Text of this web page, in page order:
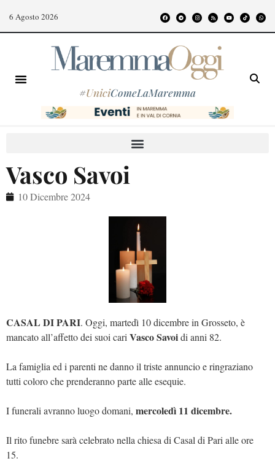
6 Agosto 2026
#UniciComeLaMaremma
Vasco Savoi
10 Dicembre 2024
CASAL DI PARI. Oggi, martedì 10 dicembre in Grosseto, è
mancato all’affetto dei suoi cariVasco Savoidi anni 82.
La famiglia ed i parenti ne danno il triste annuncio e ringraziano
tutti coloro che prenderanno parte alle esequie.
I funerali avranno luogo domani, mercoledì 11 dicembre.
Il rito funebre sarà celebrato nella chiesa di Casal di Pari alle ore
15.